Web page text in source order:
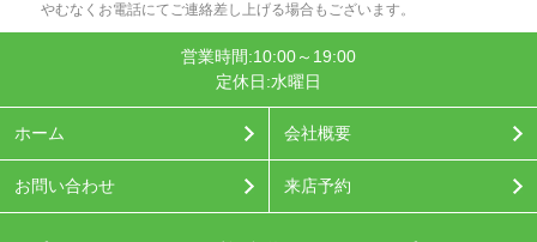
やむなくお電話にてご連絡差し上げる場合もございます。
営業時間:10:00～19:00
定休日:水曜日
ホーム 会社概要
お問い合わせ 来店予約